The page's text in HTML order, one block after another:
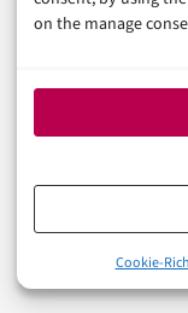
on the manage
Cookie-
Mehr zu den
ANALYSE EU AI
In der Reihe